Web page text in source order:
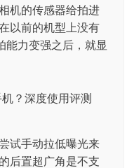
机的传感器给拍进
以前的机型上没有
能力变强之后，就显
试手动拉低曝光来
后置超广角是不支